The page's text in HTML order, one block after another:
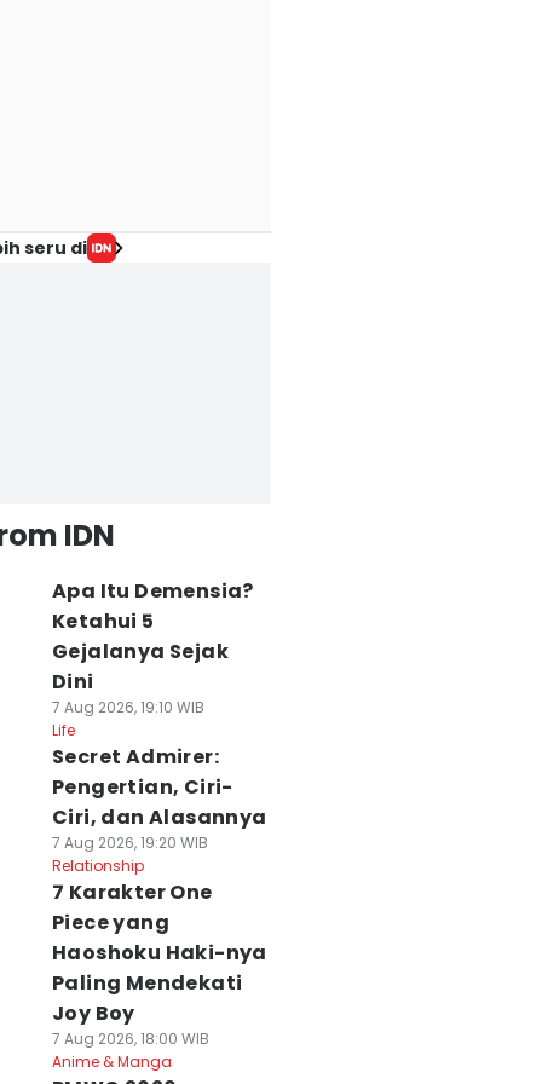
seru di
IDN
Apa Itu Demensia?
Ketahui 5
Gejalanya Sejak
Dini
7 Aug 2026, 19:10 WIB
Life
Secret Admirer:
Pengertian, Ciri-
Ciri, dan Alasannya
7 Aug 2026, 19:20 WIB
Relationship
7 Karakter One
Piece yang
Haoshoku Haki-nya
Paling Mendekati
Joy Boy
7 Aug 2026, 18:00 WIB
Anime & Manga